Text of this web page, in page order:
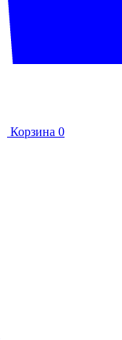
Корзина 0